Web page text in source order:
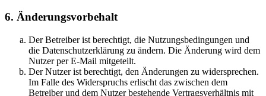
6. Änderungsvorbehalt
Der Betreiber ist berechtigt, die Nutzungsbedingungen und
die Datenschutzerklärung zu ändern. Die Änderung wird dem
Nutzer per E-Mail mitgeteilt.
Der Nutzer ist berechtigt, den Änderungen zu widersprechen.
Im Falle des Widerspruchs erlischt das zwischen dem
Betreiber und dem Nutzer bestehende Vertragsverhältnis mit